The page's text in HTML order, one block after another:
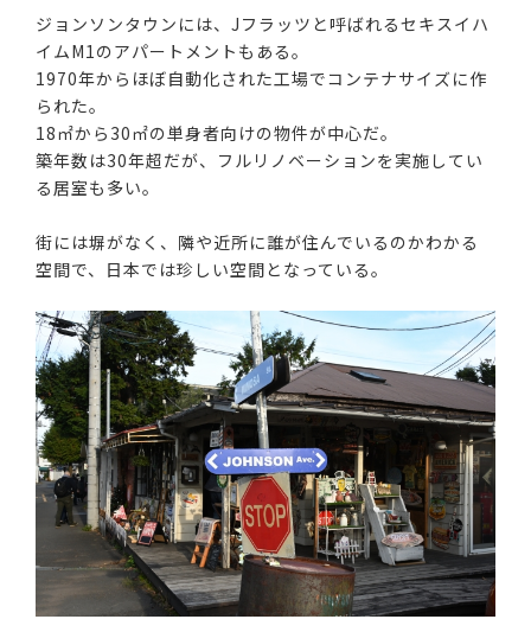
ジョンソンタウンには、Jフラッツと呼ばれるセキスイハ
イムM1のアパートメントもある。
1970年からほぼ自動化された工場でコンテナサイズに作
られた。
18㎡から30㎡の単身者向けの物件が中心だ。
築年数は30年超だが、フルリノベーションを実施してい
る居室も多い。
街には塀がなく、隣や近所に誰が住んでいるのかわかる
空間で、日本では珍しい空間となっている。